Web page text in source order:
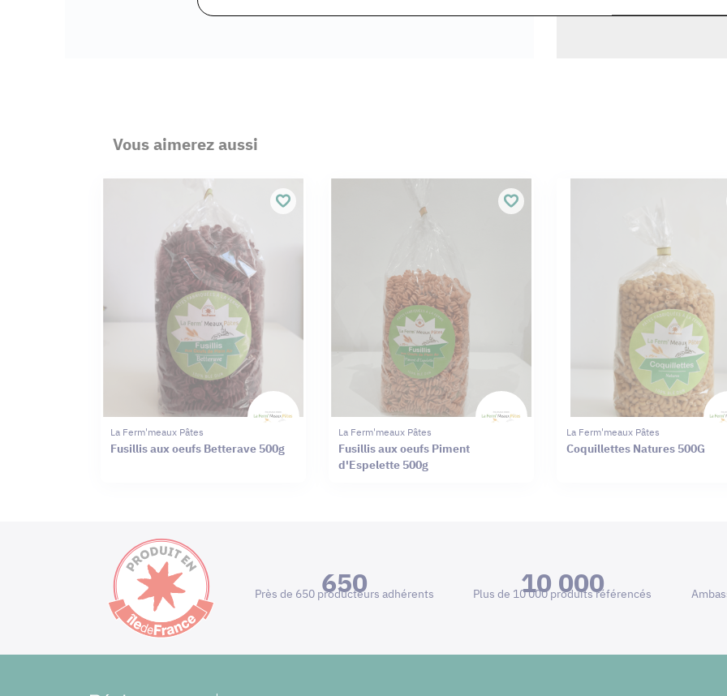
Vous aimerez aussi
La Ferm'meaux Pâtes
Fusillis aux oeufs Betterave 500g
La Ferm'meaux Pâtes
Fusillis aux oeufs Piment
d'Espelette 500g
La Ferm'meaux Pâtes
Coquillettes Natures 500G
650
Près de 650 producteurs adhérents 10 000
Plus de 10 000 produits référencés